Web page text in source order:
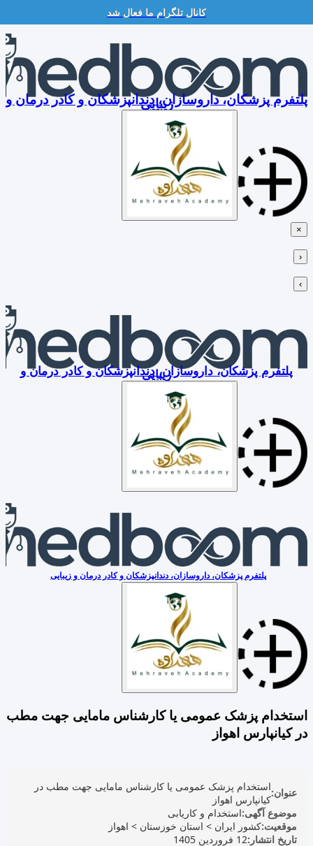
کانال تلگرام ما فعال شد
Skip
content
پلتفرم پزشکان، داروسازان، دندانپزشکان و کادر درمان و
زیبایی
×
‹
›
پلتفرم پزشکان، داروسازان، دندانپزشکان و کادر درمان و
زیبایی
پلتفرم پزشکان، داروسازان، دندانپزشکان و کادر درمان و زیبایی
استخدام پزشک عمومی یا کارشناس مامایی جهت مطب
در کیانپارس اهواز
عنوان:استخدام پزشک عمومی یا کارشناس مامایی جهت مطب در
کیانپارس اهواز
موضوع آگهی:استخدام و کاریابی
موقعیت:کشور ایران > استان خوزستان > اهواز
تاریخ انتشار:12 فروردین 1405